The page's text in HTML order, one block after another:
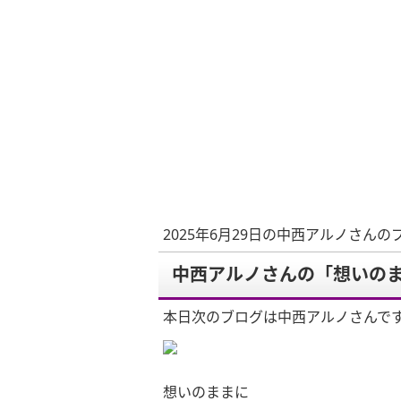
2025年6月29日の中西アルノさんの
中西アルノさんの「想いの
本日次のブログは中西アルノさんです
想いのままに